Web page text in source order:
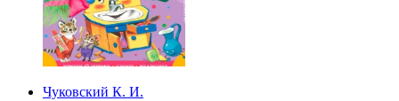
Чуковский К. И.